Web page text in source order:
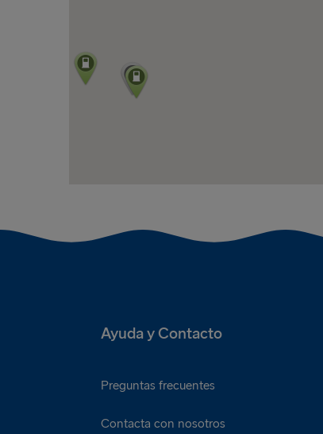
Ayuda y Contacto
Preguntas frecuentes
Contacta con nosotros